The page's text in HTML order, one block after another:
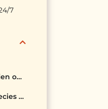
7
waarom een goede elektricien onmisbaar is
Wat doet een elektricien precies in de praktijk